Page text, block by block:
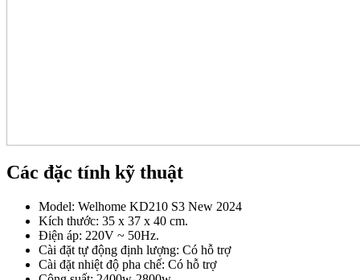
Các đặc tính kỹ thuật
Model: Welhome KD210 S3 New 2024
Kích thước: 35 x 37 x 40 cm.
Điện áp: 220V ~ 50Hz.
Cài đặt tự động định lượng: Có hỗ trợ
Cài đặt nhiệt độ pha chế: Có hỗ trợ